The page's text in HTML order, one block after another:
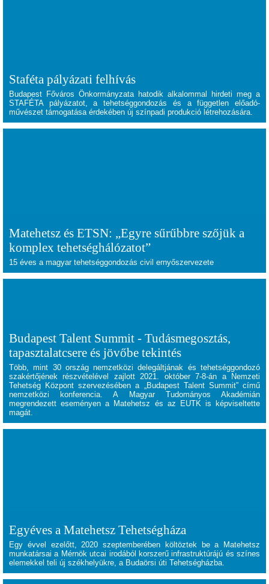
Staféta pályázati felhívás
Budapest Főváros Önkormányzata hatodik alkalommal hirdeti meg a
STAFÉTA pályázatot, a tehetséggondozás és a független előadó-
művészet támogatása érdekében új színpadi produkció létrehozására.
Matehetsz és ETSN: „Egyre sűrűbbre szőjük a
komplex tehetséghálózatot”
15 éves a magyar tehetséggondozás civil ernyőszervezete
Budapest Talent Summit - Tudásmegosztás,
tapasztalatcsere és jövőbe tekintés
Több, mint 30 ország nemzetközi delegáltjának és tehetséggondozó
szakértőjének részvételével zajlott 2021. október 7-8-án a Nemzeti
Tehetség Központ szervezésében a „Budapest Talent Summit” című
nemzetközi konferencia. A Magyar Tudományos Akadémián
megrendezett eseményen a Matehetsz és az EUTK is képviseltette
magát.
Egyéves a Matehetsz Tehetségháza
Egy évvel ezelőtt, 2020 szeptemberében költöztek be a Matehetsz
munkatársai a Mérnök utcai irodából korszerű infrastruktúrájú és színes
elemekkel teli új székhelyükre, a Budaörsi úti Tehetségházba.